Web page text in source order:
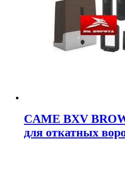
CAME BXV
для откатных